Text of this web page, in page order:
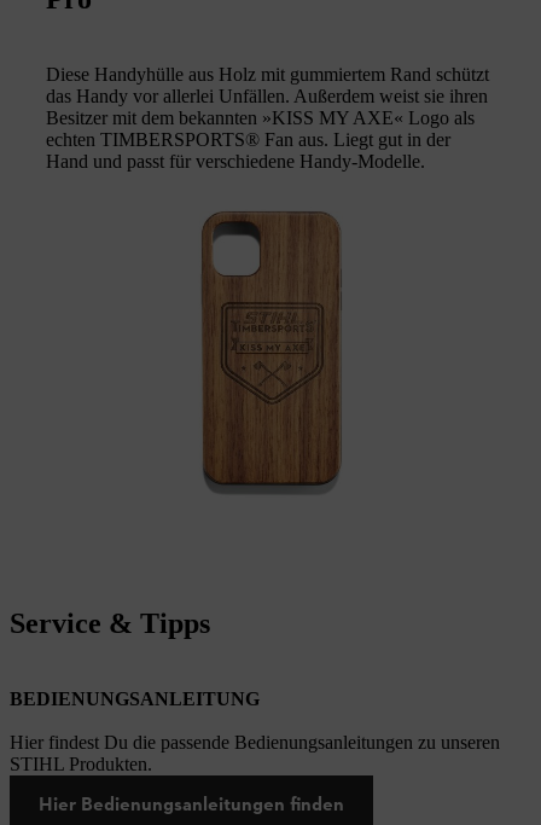
Diese Handyhülle aus Holz mit gummiertem Rand schützt
das Handy vor allerlei Unfällen. Außerdem weist sie ihren
Besitzer mit dem bekannten »KISS MY AXE« Logo als
echten TIMBERSPORTS® Fan aus. Liegt gut in der
Hand und passt für verschiedene Handy-Modelle.
Service & Tipps
BEDIENUNGSANLEITUNG
Hier findest Du die passende Bedienungsanleitungen zu unseren
STIHL Produkten.
Hier Bedienungsanleitungen finden